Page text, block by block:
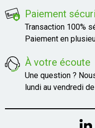
Paiement
Transaction 100%
Paiement en
À votre écoute
Une question ?
lundi au vendredi